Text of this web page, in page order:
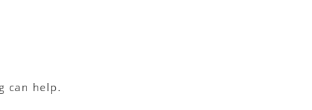
can help.